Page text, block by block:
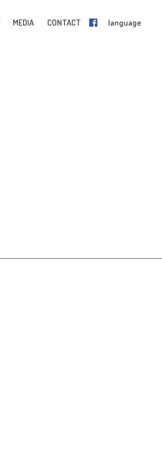
MEDIA CONTACT language